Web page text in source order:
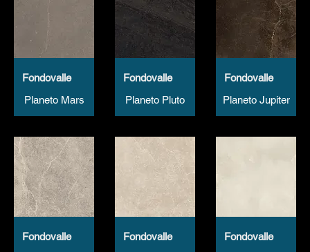
Fondovalle
Planeto Mars
Fondovalle
Planeto Pluto
Fondovalle
Planeto Jupiter
Fondovalle
Fondovalle
Fondovalle